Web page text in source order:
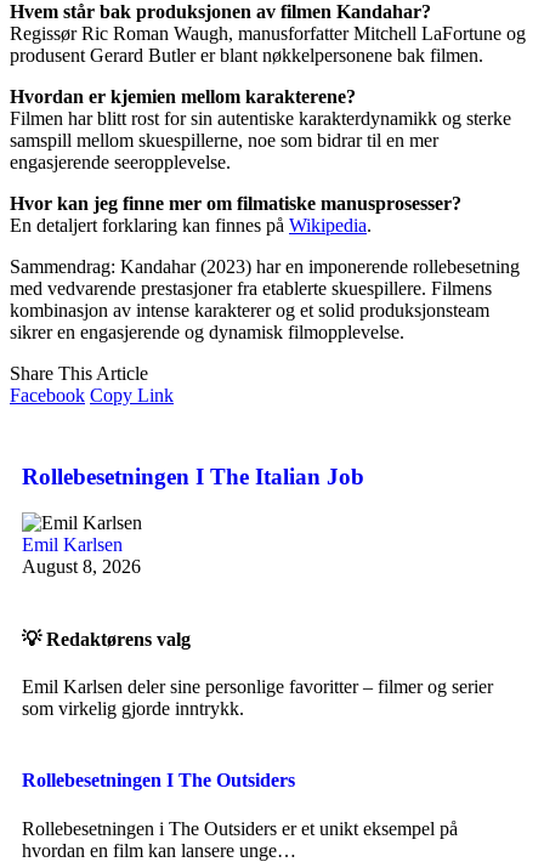
Hvem står bak produksjonen av filmen Kandahar?
Regissør Ric Roman Waugh, manusforfatter Mitchell LaFortune og
produsent Gerard Butler er blant nøkkelpersonene bak filmen.
Hvordan er kjemien mellom karakterene?
Filmen har blitt rost for sin autentiske karakterdynamikk og sterke
samspill mellom skuespillerne, noe som bidrar til en mer
engasjerende seeropplevelse.
Hvor kan jeg finne mer om filmatiske manusprosesser?
En detaljert forklaring kan finnes på Wikipedia.
Sammendrag: Kandahar (2023) har en imponerende rollebesetning
med vedvarende prestasjoner fra etablerte skuespillere. Filmens
kombinasjon av intense karakterer og et solid produksjonsteam
sikrer en engasjerende og dynamisk filmopplevelse.
Share This Article
Facebook Copy Link
Rollebesetningen I The Italian Job
Emil Karlsen
August 8, 2026
💡 Redaktørens valg
Emil Karlsen deler sine personlige favoritter – filmer og serier
som virkelig gjorde inntrykk.
Rollebesetningen I The Outsiders
Rollebesetningen i The Outsiders er et unikt eksempel på
hvordan en film kan lansere unge…